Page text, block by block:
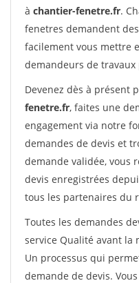
à chantier-fenetre.fr.
fenetres demandent
facilement vous mettre
demandeurs de
Devenez dès à présent
fenetre.fr, faites une
engagement via notre
demandes de devis et
demande validée, vous
devis enregistrées
tous les partenaires du
Toutes les demandes
service Qualité avant la
Un processus qui
demande de devis.